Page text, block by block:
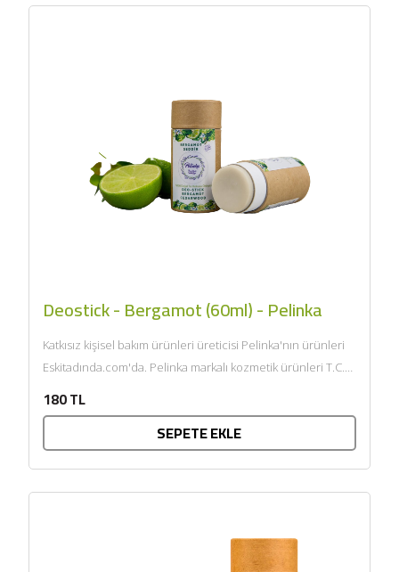
Deostick - Bergamot (60ml) - Pelinka
Katkısız kişisel bakım ürünleri üreticisi Pelinka'nın ürünleri
Eskitadında.com'da. Pelinka markalı kozmetik ürünleri T.C.
180 TL
SEPETE EKLE